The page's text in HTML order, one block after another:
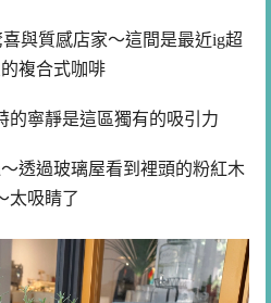
與質感店家～這間是最近ig超
複合式咖啡
的寧靜是這區獨有的吸引力
透過玻璃屋看到裡頭的粉紅木
太吸睛了